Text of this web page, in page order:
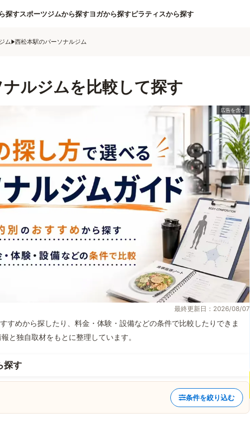
探すスポーツジムから探すヨガから探すピラティスから探す
ム 西松本駅のパーソナルジム
ルジムを比較して探す
最終更新日：2026/08/07
すめから探したり、料金・体験・設備などの条件で比較したりできま
と独自取材をもとに整理しています。
探す
条件を絞り込む